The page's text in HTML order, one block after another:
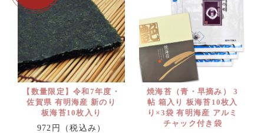
【数量限定】令和7年度・
佐賀県 有明海産 新のり
板海苔10枚入り
972円
（税込み）
焼海苔（青・早摘み） 3
帖 箱入り 板海苔10枚入
り×3袋 有明海産 アルミ
チャック付き袋